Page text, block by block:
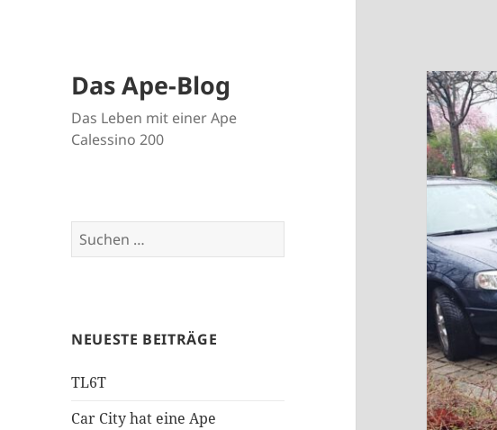
Das Ape-Blog
Das Leben mit einer Ape
Calessino 200
Suche
nach:
NEUESTE BEITRÄGE
TL6T
Car City hat eine Ape